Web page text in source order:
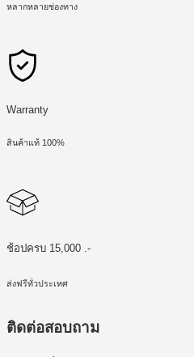
หลากหลายช่องทาง
Warranty
สินค้าแท้ 100%
ช้อปครบ 15,000 .-
ส่งฟรีทั่วประเทศ
ติดต่อสอบถาม